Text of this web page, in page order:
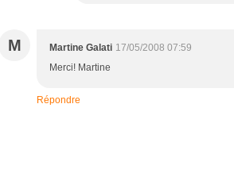
M Martine Galati 17/05/2008 07:59
Merci! Martine
Répondre